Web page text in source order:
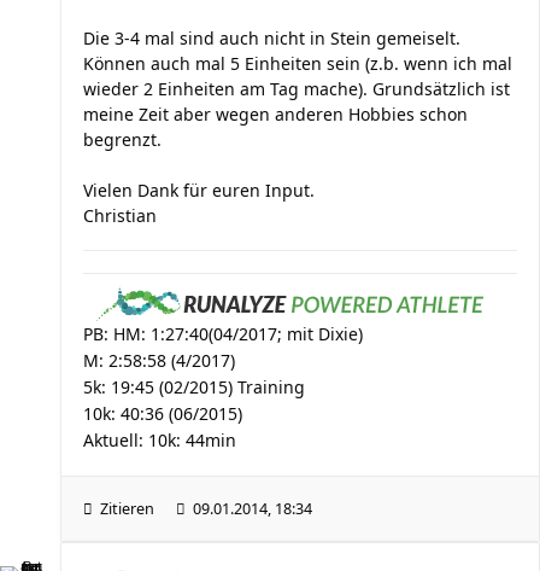
Die 3-4 mal sind auch nicht in Stein gemeiselt.
Können auch mal 5 Einheiten sein (z.b. wenn ich mal
wieder 2 Einheiten am Tag mache). Grundsätzlich ist
meine Zeit aber wegen anderen Hobbies schon
begrenzt.
Vielen Dank für euren Input.
Christian
PB: HM: 1:27:40(04/2017; mit Dixie)
M: 2:58:58 (4/2017)
5k: 19:45 (02/2015) Training
10k: 40:36 (06/2015)
Aktuell: 10k: 44min
Zitieren 09.01.2014, 18:34